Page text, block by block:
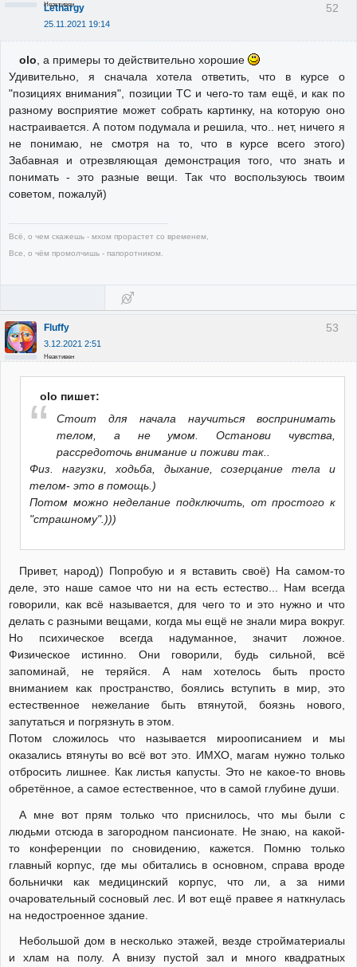
52
Lethargy
25.11.2021 19:14
Неактивен
olo , а примеры то действительно хорошие
Удивительно, я сначала хотела ответить, что в курсе о
"позициях внимания", позиции ТС и чего-то там ещё, и как по
разному восприятие может собрать картинку, на которую оно
настраивается. А потом подумала и решила, что.. нет, ничего я
не понимаю, не смотря на то, что в курсе всего этого)
Забавная и отрезвляющая демонстрация того, что знать и
понимать - это разные вещи. Так что воспользуюсь твоим
советом, пожалуй)
Всё, о чем скажешь - мхом прорастет со временем,
Все, о чём промолчишь - папоротником.
53
Fluffy
3.12.2021 2:51
Неактивен
olo пишет:
Стоит для начала научиться воспринимать
телом, а не умом. Останови чувства,
рассредоточь внимание и поживи так..
Физ. нагузки, ходьба, дыхание, созерцание тела и
телом- это в помощь.)
Потом можно неделание подключить, от простого к
"страшному".)))
Привет, народ)) Попробую и я вставить своё) На самом-то
деле, это наше самое что ни на есть естество... Нам всегда
говорили, как всё называется, для чего то и это нужно и что
делать с разными вещами, когда мы ещё не знали мира вокруг.
Но психическое всегда надуманное, значит ложное.
Физическое истинно. Они говорили, будь сильной, всё
запоминай, не теряйся. А нам хотелось быть просто
вниманием как пространство, боялись вступить в мир, это
естественное нежелание быть втянутой, боязнь нового,
запутаться и погрязнуть в этом.
Потом сложилось что называется мироописанием и мы
оказались втянуты во всё вот это. ИМХО, магам нужно только
отбросить лишнее. Как листья капусты. Это не какое-то вновь
обретённое, а самое естественное, что в самой глубине души.
А мне вот прям только что приснилось, что мы были с
людьми отсюда в загородном пансионате. Не знаю, на какой-
то конференции по сновидению, кажется. Помню только
главный корпус, где мы обитались в основном, справа вроде
больнички как медицинский корпус, что ли, а за ними
очаровательный сосновый лес. И вот ещё правее я наткнулась
на недостроенное здание.
Небольшой дом в несколько этажей, везде стройматериалы
и хлам на полу. А внизу пустой зал и много квадратных